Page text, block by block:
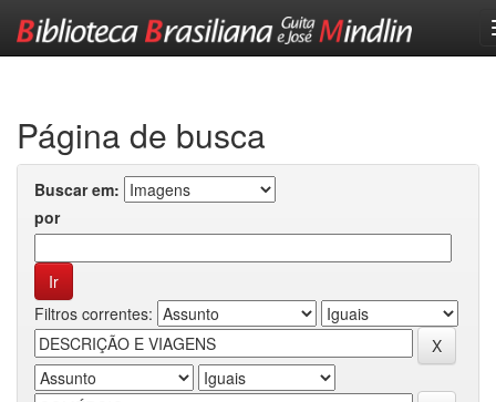
Página de busca
Buscar em:
por
Filtros correntes: